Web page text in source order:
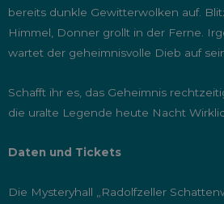
bereits dunkle Gewitterwolken auf.
Himmel, Donner grollt in der Ferne.
wartet der geheimnisvolle Dieb auf
Schafft ihr es, das Geheimnis
die uralte Legende heute Nacht
Daten und Tickets
Die Mysteryhall „Radolfzeller